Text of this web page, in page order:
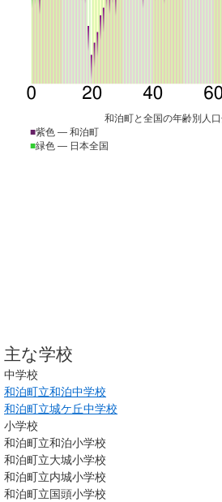
和泊町と全国の年齢別人口
■紫色 ― 和泊町
■緑色 ― 日本全国
主な学校
中学校
和泊町立和泊中学校
和泊町立城ケ丘中学校
小学校
和泊町立和泊小学校
和泊町立大城小学校
和泊町立内城小学校
和泊町立国頭小学校